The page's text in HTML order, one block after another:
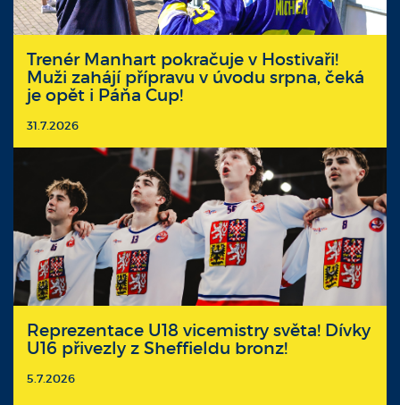
Trenér Manhart pokračuje v Hostivaři!
Muži zahájí přípravu v úvodu srpna, čeká
je opět i Páňa Cup!
31.7.2026
Reprezentace U18 vicemistry světa! Dívky
U16 přivezly z Sheffieldu bronz!
5.7.2026